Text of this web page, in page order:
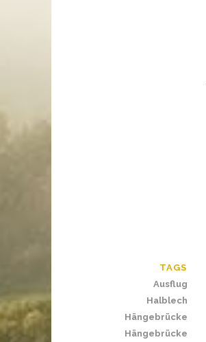
TAGS
Ausflug
Halblech
Hängebrücke
Hängebrücke